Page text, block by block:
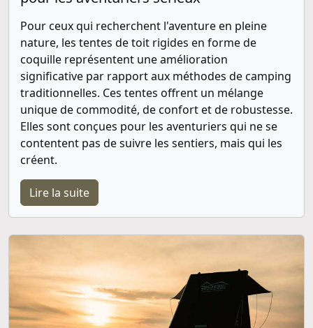
Pour ceux qui recherchent l'aventure en pleine
nature, les tentes de toit rigides en forme de
coquille représentent une amélioration
significative par rapport aux méthodes de camping
traditionnelles. Ces tentes offrent un mélange
unique de commodité, de confort et de robustesse.
Elles sont conçues pour les aventuriers qui ne se
contentent pas de suivre les sentiers, mais qui les
créent.
Lire la suite